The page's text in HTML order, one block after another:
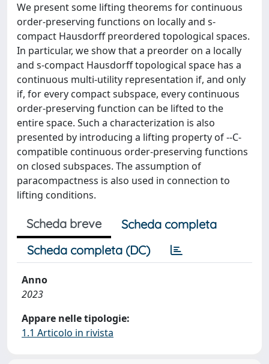
We present some lifting theorems for continuous
order-preserving functions on locally and s-
compact Hausdorff preordered topological spaces.
In particular, we show that a preorder on a locally
and s-compact Hausdorff topological space has a
continuous multi-utility representation if, and only
if, for every compact subspace, every continuous
order-preserving function can be lifted to the
entire space. Such a characterization is also
presented by introducing a lifting property of --C-
compatible continuous order-preserving functions
on closed subspaces. The assumption of
paracompactness is also used in connection to
lifting conditions.
Scheda breve
Scheda completa
Scheda completa (DC)
Anno
2023
Appare nelle tipologie:
1.1 Articolo in rivista